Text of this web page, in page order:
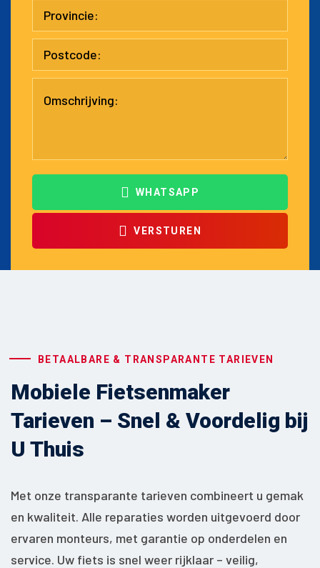
WHATSAPP
VERSTUREN
BETAALBARE & TRANSPARANTE TARIEVEN
Mobiele Fietsenmaker
Tarieven – Snel & Voordelig bij
U Thuis
Met onze transparante tarieven combineert u gemak
en kwaliteit. Alle reparaties worden uitgevoerd door
ervaren monteurs, met garantie op onderdelen en
service. Uw fiets is snel weer rijklaar – veilig,